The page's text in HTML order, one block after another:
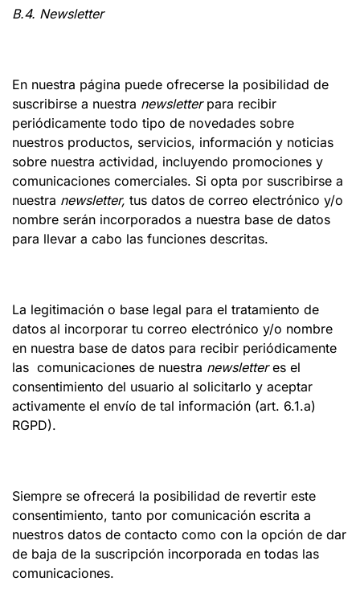
B.4. Newsletter
En nuestra página puede ofrecerse la posibilidad de
suscribirse a nuestra newsletter para recibir
periódicamente todo tipo de novedades sobre
nuestros productos, servicios, información y noticias
sobre nuestra actividad, incluyendo promociones y
comunicaciones comerciales. Si opta por suscribirse a
nuestra newsletter, tus datos de correo electrónico y/o
nombre serán incorporados a nuestra base de datos
para llevar a cabo las funciones descritas.
La legitimación o base legal para el tratamiento de
datos al incorporar tu correo electrónico y/o nombre
en nuestra base de datos para recibir periódicamente
las comunicaciones de nuestra newsletteres el
consentimiento del usuario al solicitarlo y aceptar
activamente el envío de tal información (art. 6.1.a)
RGPD).
Siempre se ofrecerá la posibilidad de revertir este
consentimiento, tanto por comunicación escrita a
nuestros datos de contacto como con la opción de dar
de baja de la suscripción incorporada en todas las
comunicaciones.